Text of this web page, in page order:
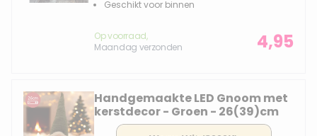
Geschikt voor binnen
Op voorraad,
Maandag verzonden
4,95
Handgemaakte LED Gnoom met
kerstdecor - Groen - 26(39)cm